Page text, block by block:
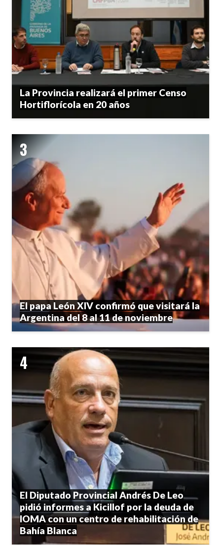
La Provincia realizará el primer Censo
Hortiflorícola en 20 años
El papa León XIV confirmó que visitará la
Argentina del 8 al 11 de noviembre
El Diputado Provincial Andrés De Leo
pidió informes a Kicillof por la deuda de
IOMA con un centro de rehabilitación de
Bahía Blanca